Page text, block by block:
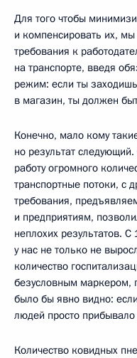
Для того чтобы
и компенсировать их,
требования к
на транспорте, введя
режим: если ты
в магазин, ты должен
Конечно, мало кому
но результат
работу огромного
транспортные потоки, с
требования,
и предприятиям,
неплохих результатов.
у нас не только не
количество
безусловным маркером,
было бы явно видно: если
людей просто
Количество ковидных